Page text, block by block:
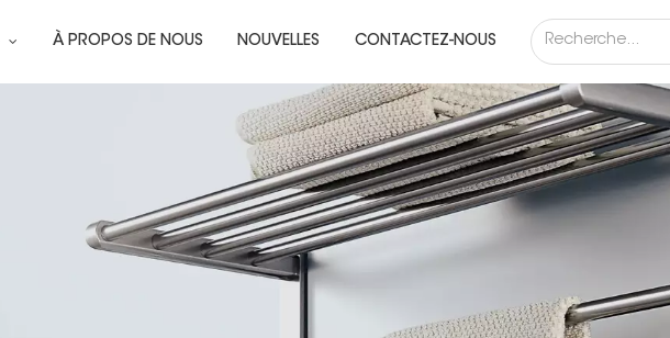
À PROPOS DE NOUS NOUVELLES CONTACTEZ-NOUS